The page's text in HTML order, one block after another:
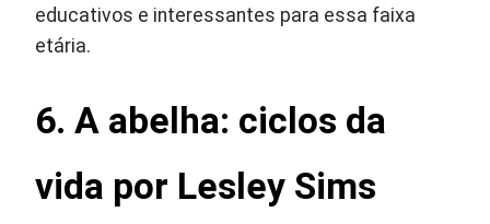
educativos e interessantes para essa faixa
etária.
6. A abelha: ciclos da
vida por Lesley Sims